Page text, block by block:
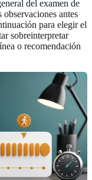
del examen de
antes
para elegir el
sobreinterpretar
o recomendación